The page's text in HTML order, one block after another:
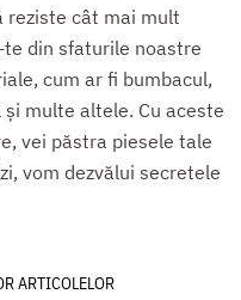
reziste cât mai mult
din sfaturile noastre
cum ar fi bumbacul,
multe altele. Cu aceste
vei păstra piesele tale
vom dezvălui secretele
ARTICOLELOR